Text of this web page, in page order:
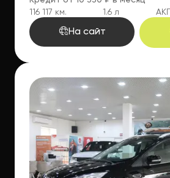
116 117 км.
1.6 л
На сайт